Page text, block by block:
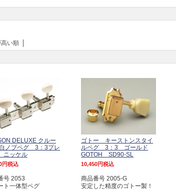
い順
DELUXE クルー
ノブペグ 3：3プレ
ッケル
税込
号 2053
ト一体型ペグ
ゴトー キーストンスタイ
ルペグ 3：3 ゴールド
GOTOH SD90-SL
10,450 税込
商品番号 2005-G
安定した精度のゴトー製！